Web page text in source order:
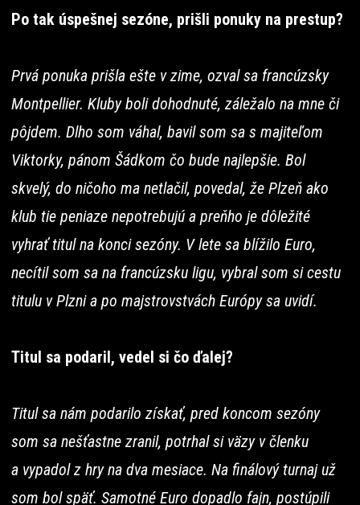
Po tak úspešnej sezóne, prišli ponuky na prestup?
Prvá ponuka prišla ešte v zime, ozval sa francúzsky
Montpellier. Kluby boli dohodnuté, záležalo na mne či
pôjdem. Dlho som váhal, bavil som sa s majiteľom
Viktorky, pánom Šádkom čo bude najlepšie. Bol
skvelý, do ničoho ma netlačil, povedal, že Plzeň ako
klub tie peniaze nepotrebujú a preňho je dôležité
vyhrať titul na konci sezóny. V lete sa blížilo Euro,
necítil som sa na francúzsku ligu, vybral som si cestu
titulu v Plzni a po majstrovstvách Európy sa uvidí.
Titul sa podaril, vedel si čo ďalej?
Titul sa nám podarilo získať, pred koncom sezóny
som sa nešťastne zranil, potrhal si väzy v členku
a vypadol z hry na dva mesiace. Na finálový turnaj už
som bol späť. Samotné Euro dopadlo fajn, postúpili